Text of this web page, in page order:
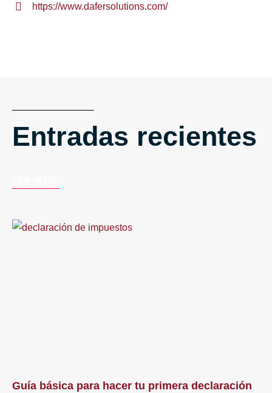
https://www.dafersolutions.com/
Entradas recientes
Guía básica para hacer tu primera declaración